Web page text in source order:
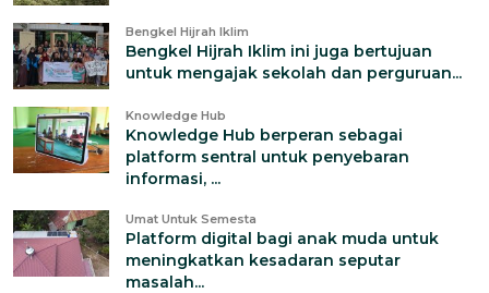
Bengkel Hijrah Iklim
Bengkel Hijrah Iklim ini juga bertujuan
untuk mengajak sekolah dan perguruan...
Knowledge Hub
Knowledge Hub berperan sebagai
platform sentral untuk penyebaran
informasi, ...
Umat Untuk Semesta
Platform digital bagi anak muda untuk
meningkatkan kesadaran seputar
masalah...